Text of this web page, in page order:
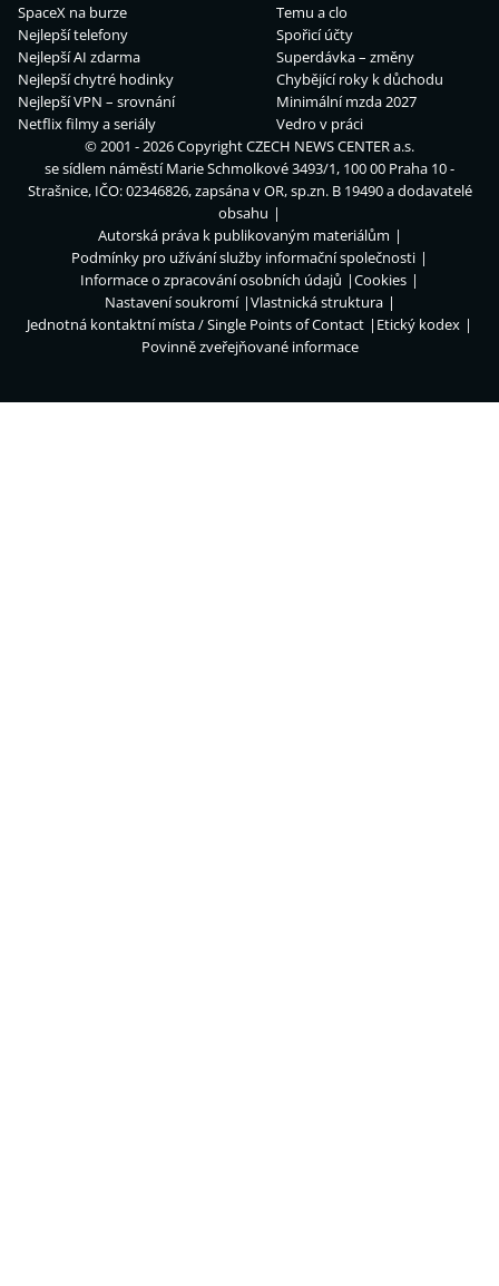
SpaceX na burze
Nejlepší telefony
Nejlepší AI zdarma
Nejlepší chytré hodinky
Nejlepší VPN – srovnání
Netflix filmy a seriály
Temu a clo
Spořicí účty
Superdávka – změny
Chybějící roky k důchodu
Minimální mzda 2027
Vedro v práci
© 2001 - 2026 CopyrightCZECH NEWS CENTER a.s.
se sídlem náměstí Marie Schmolkové 3493/1, 100 00 Praha 10 -
Strašnice, IČO: 02346826, zapsána v OR, sp.zn. B 19490 a dodavatelé
obsahu
Autorská práva k publikovaným materiálům
Podmínky pro užívání služby informační společnosti
Informace o zpracování osobních údajů
Cookies
Nastavení soukromí
Vlastnická struktura
Jednotná kontaktní místa / Single Points of Contact
Etický kodex
Povinně zveřejňované informace